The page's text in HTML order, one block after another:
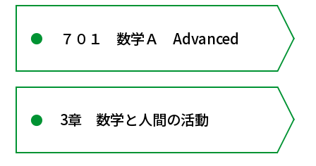
７０１ 数学Ａ Advanced
3章 数学と人間の活動